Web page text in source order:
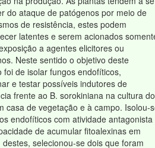
do ataque de patógenos por meio de
de resistência, estes podem
latentes e serem acionados
a agentes elicitores ou
Neste sentido o objetivo deste
foi de isolar fungos endofíticos,
e testar possíveis indutores de
frente ao B. sorokiniana na cultura do
casa de vegetação e à campo. Isolou-
endofíticos com atividade antagonista
de acumular fitoalexinas em
destes, selecionou-se dois que foram